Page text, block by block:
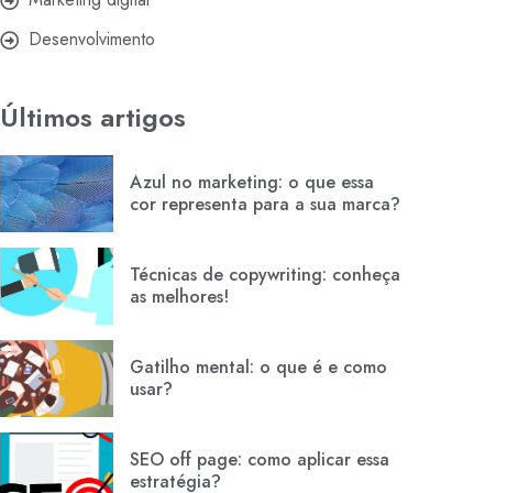
Desenvolvimento
Últimos artigos
Azul no marketing: o que essa
cor representa para a sua marca?
Técnicas de copywriting: conheça
as melhores!
Gatilho mental: o que é e como
usar?
SEO off page: como aplicar essa
estratégia?